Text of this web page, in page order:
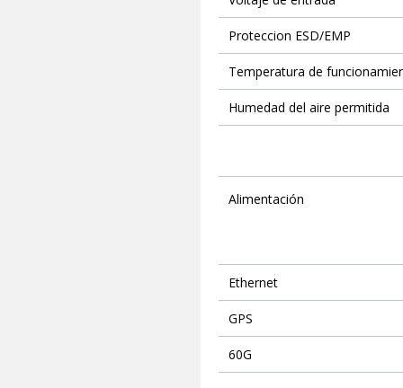
Proteccion ESD/EMP
Temperatura de
Humedad del aire permitida
Alimentación
Ethernet
GPS
60G